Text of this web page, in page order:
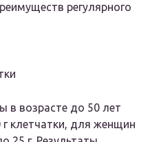
регулярного
в возрасте до 50 лет
клетчатки, для женщин